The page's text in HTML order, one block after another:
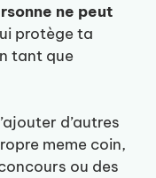
ne peut
protège ta
tant que
d’autres
meme coin,
ou des